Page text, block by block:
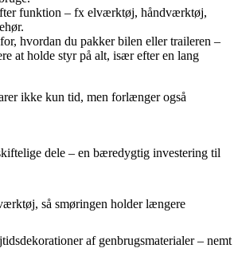
funktion – fx elværktøj, håndværktøj,
hvordan du pakker bilen eller traileren –
at holde styr på alt, især efter en lang
ikke kun tid, men forlænger også
dele – en bæredygtig investering til
så smøringen holder længere
af genbrugsmaterialer – nemt